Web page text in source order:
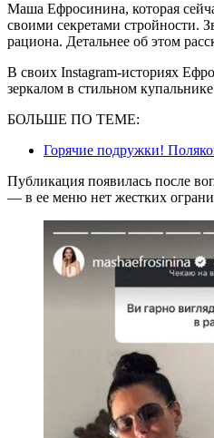
Маша Ефросинина, которая
своими секретами стройности.
рациона. Детальнее об этом
В своих Instagram-историях
зеркалом в стильном
БОЛЬШЕ ПО ТЕМЕ:
Горячие подружки!
Публикация появилась после
— в ее меню нет жестких